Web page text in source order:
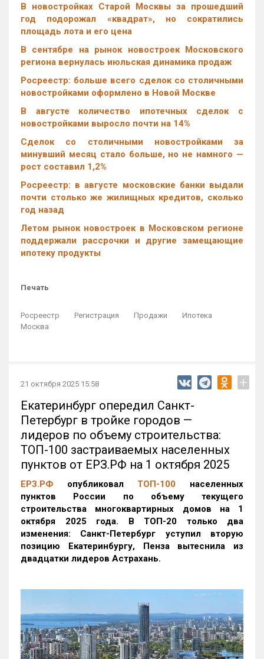
В новостройках Старой Москвы за прошедший
год подорожал «квадрат», но сократились
площадь лота и его цена
В сентябре на рынок новостроек Московского
региона вернулась июльская динамика продаж
Росреестр: больше всего сделок со столичными
новостройками оформлено в Новой Москве
В августе количество ипотечных сделок с
новостройками выросло почти на 14%
Cделок со столичными новостройками за
минувший месяц стало больше, но не намного —
рост составил 1,2%
Росреестр: в августе московские банки выдали
почти столько же жилищных кредитов, сколько
год назад
Летом рынок новостроек в Московском регионе
поддержали рассрочки и другие замещающие
ипотеку продукты
Печать
Росреестр Регистрация Продажи
Ипотека
Москва
21 октября 2025 15:58 +
Екатеринбург опередил Санкт-
Петербург в тройке городов —
лидеров по объему строительства:
ТОП-100 застраиваемых населенных
пунктов от ЕРЗ.РФ на 1 октября 2025
ЕРЗ.РФ опубликовал ТОП-100 населенных
пунктов России по объему текущего
строительства многоквартирных домов на 1
октября 2025 года. В ТОП-20 только два
изменения: Санкт-Петербург уступил вторую
позицию Екатеринбургу, Пенза вытеснила из
двадцатки лидеров Астрахань.